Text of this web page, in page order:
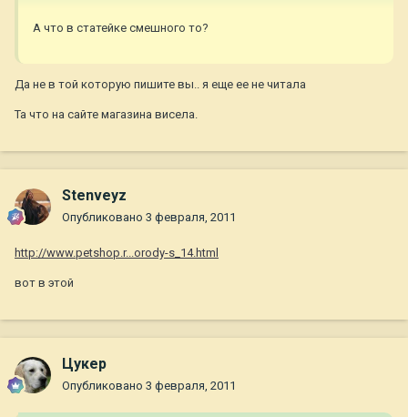
А что в статейке смешного то?
Да не в той которую пишите вы.. я еще ее не читала
Та что на сайте магазина висела.
Stenveyz
Опубликовано 3 февраля, 2011
http://www.petshop.r...orody-s_14.html
вот в этой
Цукер
Опубликовано 3 февраля, 2011